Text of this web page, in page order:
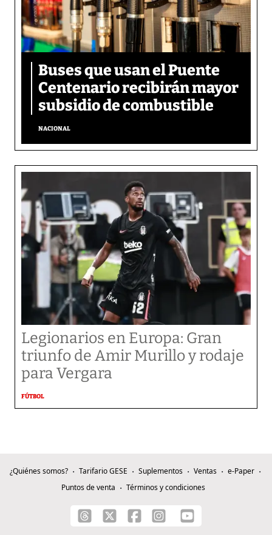
Buses que usan el Puente
Centenario recibirán mayor
subsidio de combustible
NACIONAL
Legionarios en Europa: Gran
triunfo de Amir Murillo y rodaje
para Vergara
FÚTBOL
¿Quiénes somos? Tarifario GESE Suplementos Ventas
e-Paper
Puntos de venta
Términos y condiciones